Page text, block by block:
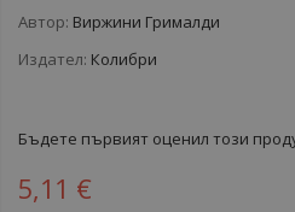
Автор: Виржини Грималди
Издател: Колибри
Бъдете първият оценил този
5,11 €